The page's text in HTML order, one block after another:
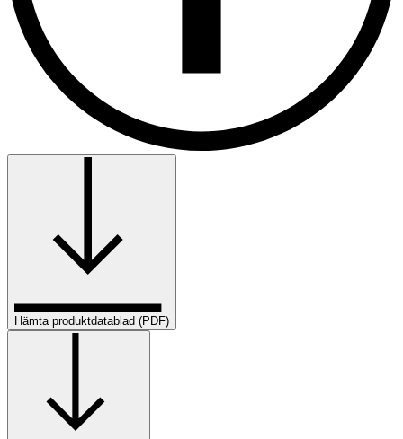
Hämta produktdatablad (PDF)